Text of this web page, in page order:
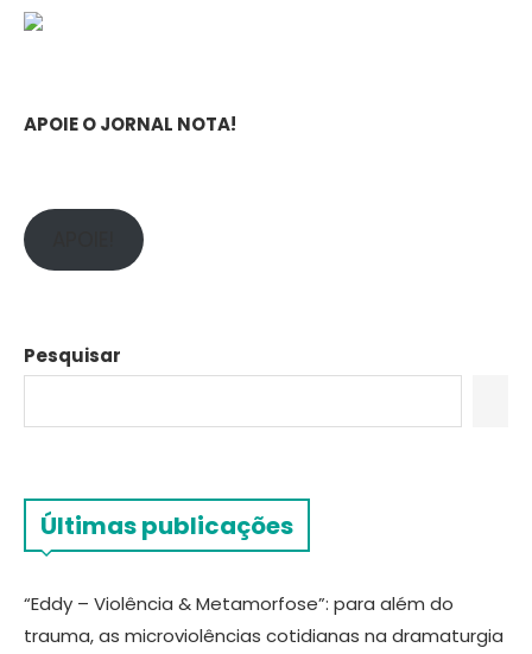
APOIE O JORNAL NOTA!
Pesquisar
Últimas publicações
“Eddy – Violência & Metamorfose”: para além do
trauma, as microviolências cotidianas na dramaturgia